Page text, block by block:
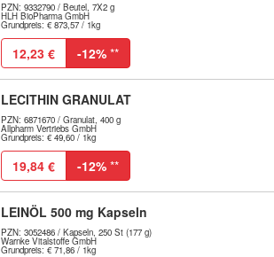
PZN: 9332790 / Beutel, 7X2 g
HLH BioPharma GmbH
Grundpreis: € 873,57 / 1kg
12,23 € -12% **
LECITHIN GRANULAT
PZN: 6871670 / Granulat, 400 g
Allpharm Vertriebs GmbH
Grundpreis: € 49,60 / 1kg
19,84 € -12% **
LEINÖL 500 mg Kapseln
PZN: 3052486 / Kapseln, 250 St (177 g)
Warnke Vitalstoffe GmbH
Grundpreis: € 71,86 / 1kg